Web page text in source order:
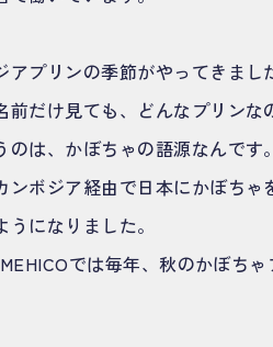
プリンの季節がやってきまし
だけ見ても、どんなプリンな
は、かぼちゃの語源なんです。
ンボジア経由で日本にかぼち
になりました。
では毎年、秋のかぼち